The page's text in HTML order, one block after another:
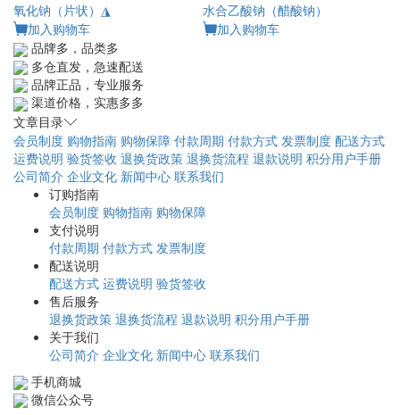
氧化钠（片状）◮
加入购物车
水合乙酸钠（醋酸钠）
加入购物车
品牌多，品类多
多仓直发，急速配送
品牌正品，专业服务
渠道价格，实惠多多
文章目录
会员制度 购物指南 购物保障 付款周期 付款方式 发票制度 配送方式
运费说明 验货签收 退换货政策 退换货流程 退款说明 积分用户手册
公司简介 企业文化 新闻中心 联系我们
订购指南
会员制度 购物指南 购物保障
支付说明
付款周期 付款方式 发票制度
配送说明
配送方式 运费说明 验货签收
售后服务
退换货政策 退换货流程 退款说明 积分用户手册
关于我们
公司简介 企业文化 新闻中心 联系我们
手机商城
微信公众号